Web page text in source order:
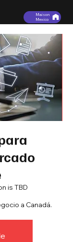
Maison
Mexico
is TBD
a Canadá.